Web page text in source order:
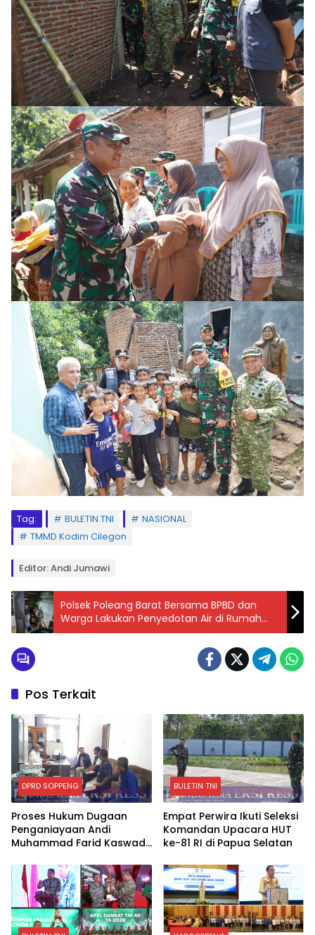
Tag: BULETIN TNI
NASIONAL
TMMD Kodim Cilegon
Editor: Andi Jumawi
Polsek Poleang Barat Bersama BPBD dan
Warga Lakukan Penyedotan Air di Rumah
Korban Banjir
Pos Terkait
DPRD SOPPENG
Proses Hukum Dugaan
Penganiayaan Andi
Muhammad Farid Kaswadi
Soppeng Fraksi Golkar
Tetap Berlanjut
BULETIN TNI
Empat Perwira Ikuti Seleksi
Komandan Upacara HUT
ke-81 RI di Papua Selatan